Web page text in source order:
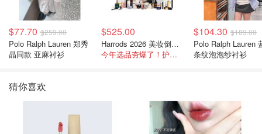
$77.70 $259.00
Polo Ralph Lauren 郑秀
晶同款 亚麻衬衫
$525.00
Harrods 2026 美妆倒数日历
今年选品夯爆了！护肤全线都很绝
$104.30 $189.00
Polo Ralph Lauren
条纹泡泡纱衬衫
猜你喜欢